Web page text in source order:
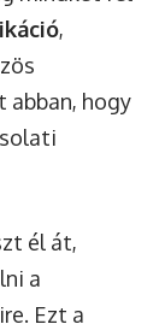
,
abban, hogy
él át,
a
Ezt a